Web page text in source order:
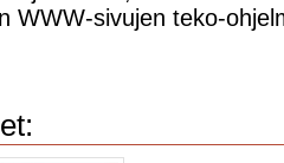
WWW-sivujen teko-